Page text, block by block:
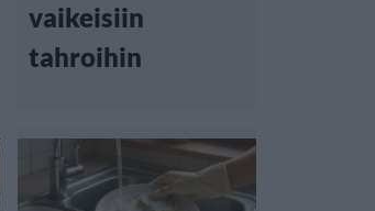
vaikeisiin
tahroihin